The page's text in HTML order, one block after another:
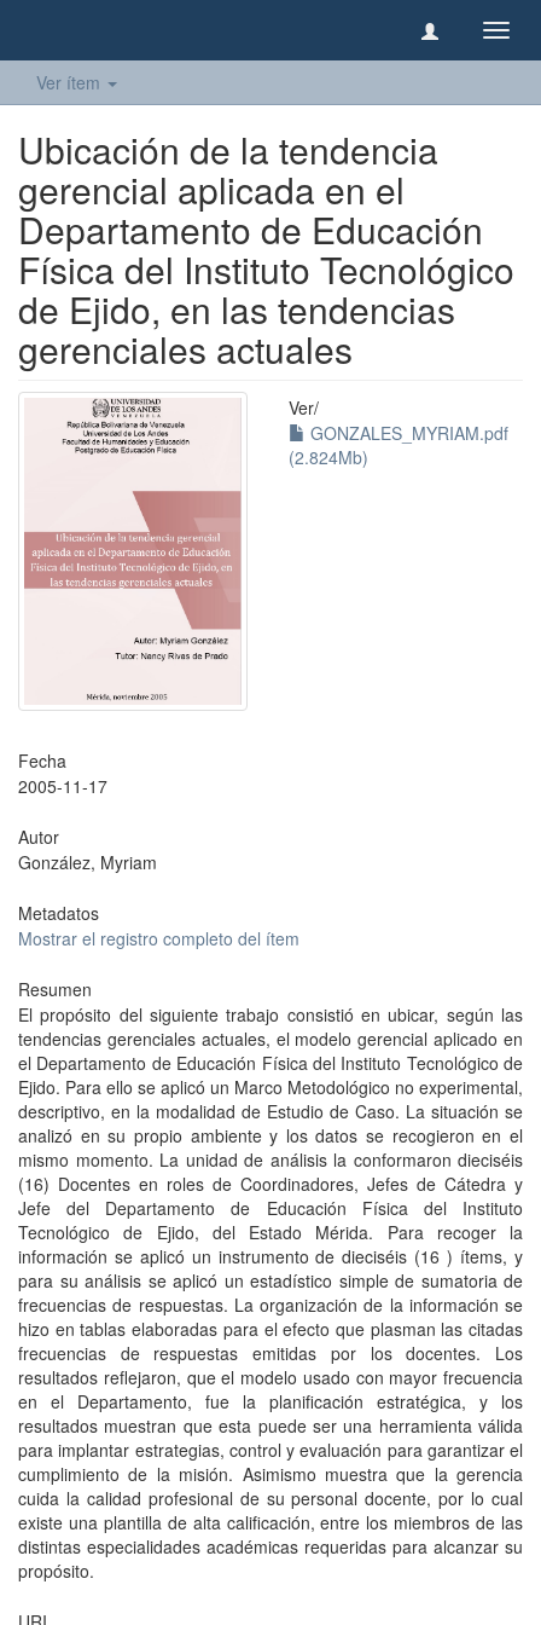
Ver ítem
Ubicación de la tendencia
gerencial aplicada en el
Departamento de Educación
Física del Instituto Tecnológico
de Ejido, en las tendencias
gerenciales actuales
Ver/
GONZALES_MYRIAM.pdf
(2.824Mb)
Fecha
2005-11-17
Autor
González, Myriam
Metadatos
Mostrar el registro completo del ítem
Resumen
El propósito del siguiente trabajo consistió en ubicar, según las
tendencias gerenciales actuales, el modelo gerencial aplicado en
el Departamento de Educación Física del Instituto Tecnológico de
Ejido. Para ello se aplicó un Marco Metodológico no experimental,
descriptivo, en la modalidad de Estudio de Caso. La situación se
analizó en su propio ambiente y los datos se recogieron en el
mismo momento. La unidad de análisis la conformaron dieciséis
(16) Docentes en roles de Coordinadores, Jefes de Cátedra y
Jefe del Departamento de Educación Física del Instituto
Tecnológico de Ejido, del Estado Mérida. Para recoger la
información se aplicó un instrumento de dieciséis (16 ) ítems, y
para su análisis se aplicó un estadístico simple de sumatoria de
frecuencias de respuestas. La organización de la información se
hizo en tablas elaboradas para el efecto que plasman las citadas
frecuencias de respuestas emitidas por los docentes. Los
resultados reflejaron, que el modelo usado con mayor frecuencia
en el Departamento, fue la planificación estratégica, y los
resultados muestran que esta puede ser una herramienta válida
para implantar estrategias, control y evaluación para garantizar el
cumplimiento de la misión. Asimismo muestra que la gerencia
cuida la calidad profesional de su personal docente, por lo cual
existe una plantilla de alta calificación, entre los miembros de las
distintas especialidades académicas requeridas para alcanzar su
propósito.